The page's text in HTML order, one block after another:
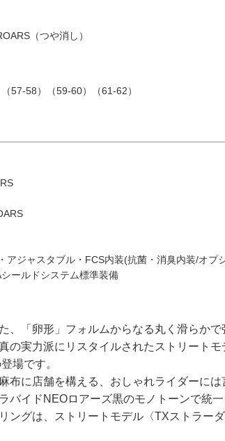
（つや消し）
57-58）（59-60）（61-62）
アジャスタブル・FCS内装(抗菌・消臭内装/オプ
ールドシステム標準装備
、「卵形」フォルムからなる丸く滑らかで
の実力派にリスタイルされたストリート
場です。
布に店舗を構える、おしゃれライダーに
バイドNEOロアーズ黒のモノトーンで統
ングは、ストリートモデル〈TXストラー